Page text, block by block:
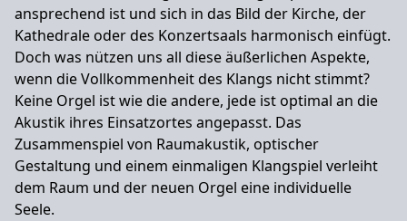
ansprechend ist und sich in das Bild der Kirche, der
Kathedrale oder des Konzertsaals harmonisch einfügt.
Doch was nützen uns all diese äußerlichen Aspekte,
wenn die Vollkommenheit des Klangs nicht stimmt?
Keine Orgel ist wie die andere, jede ist optimal an die
Akustik ihres Einsatzortes angepasst. Das
Zusammenspiel von Raumakustik, optischer
Gestaltung und einem einmaligen Klangspiel verleiht
dem Raum und der neuen Orgel eine individuelle
Seele.